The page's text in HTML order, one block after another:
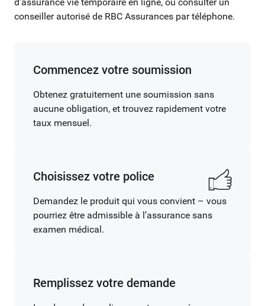
conseiller autorisé de RBC Assurances par téléphone.
Commencez votre soumission
Obtenez gratuitement une soumission sans
aucune obligation, et trouvez rapidement votre
taux mensuel.
Choisissez votre police
Demandez le produit qui vous convient – vous
pourriez être admissible à l’assurance sans
examen médical.
Remplissez votre demande